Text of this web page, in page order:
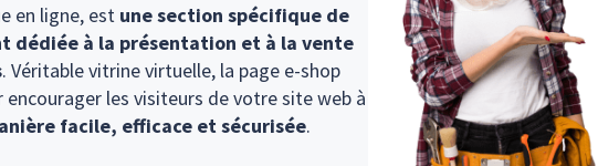
en ligne, est une section spécifique de
dédiée à la présentation et à la vente
. Véritable vitrine virtuelle, la page e-shop
encourager les visiteurs de votre site web à
facile, efficace et sécurisée.